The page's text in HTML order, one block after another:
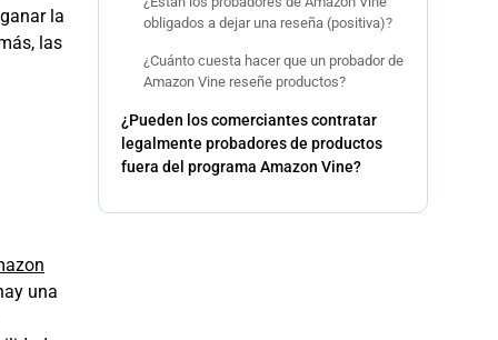
obligados a dejar una reseña (positiva)?
¿Cuánto cuesta hacer que un probador de
Amazon Vine reseñe productos?
¿Pueden los comerciantes contratar
legalmente probadores de productos
fuera del programa Amazon Vine?
la
las
una